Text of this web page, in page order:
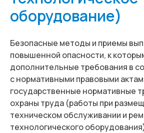
оборудование)
Безопасные методы и приемы
повышенной опасности, к
дополнительные требования в
с нормативными правовыми
государственные нормативные
охраны труда (работы при
техническом обслуживании и
технологического